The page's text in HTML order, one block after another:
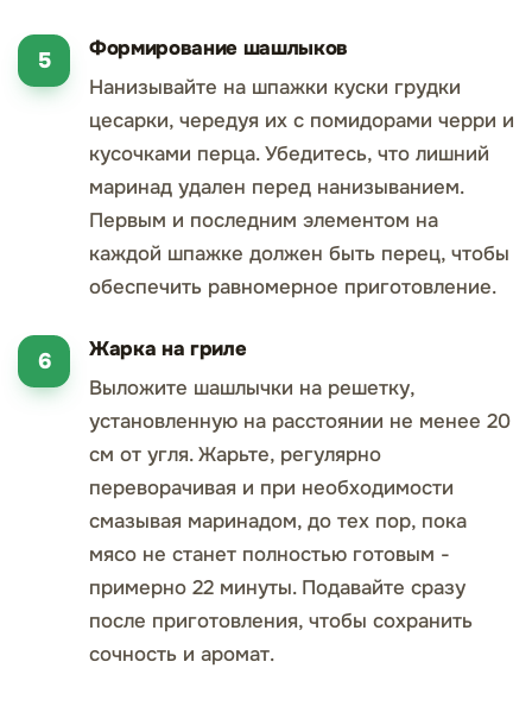
Формирование шашлыков
Нанизывайте на шпажки куски грудки
цесарки, чередуя их с помидорами черри и
кусочками перца. Убедитесь, что лишний
маринад удален перед нанизыванием.
Первым и последним элементом на
каждой шпажке должен быть перец, чтобы
обеспечить равномерное приготовление.
Жарка на гриле
Выложите шашлычки на решетку,
установленную на расстоянии не менее 20
см от угля. Жарьте, регулярно
переворачивая и при необходимости
смазывая маринадом, до тех пор, пока
мясо не станет полностью готовым -
примерно 22 минуты. Подавайте сразу
после приготовления, чтобы сохранить
сочность и аромат.